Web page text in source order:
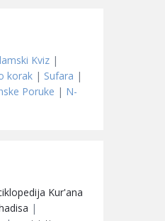
Kviz |
korak | Sufara |
Poruke | N-
Kur'ana
|